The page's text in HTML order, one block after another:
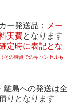
ー発送品：
メー
実費となります
定時に表記とな
（その時点でのキャンセルも
離島への発送は全
りとなります